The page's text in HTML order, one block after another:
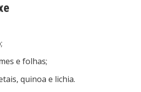
e folhas;
quinoa e lichia.